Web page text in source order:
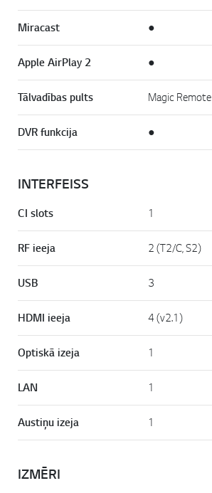
Miracast ●
Apple AirPlay 2 ●
Tālvadības pults Magic Remote
DVR funkcija ●
INTERFEISS
CI slots 1
RF ieeja 2 (T2/C, S2)
USB 3
HDMI ieeja 4 (v2.1)
Optiskā izeja 1
LAN 1
Austiņu izeja 1
IZMĒRI